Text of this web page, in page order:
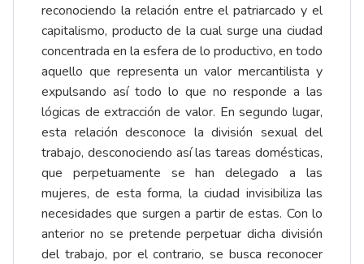
reconociendo la relación entre el patriarcado y el
capitalismo, producto de la cual surge una ciudad
concentrada en la esfera de lo productivo, en todo
aquello que representa un valor mercantilista y
expulsando así todo lo que no responde a las
lógicas de extracción de valor. En segundo lugar,
esta relación desconoce la división sexual del
trabajo, desconociendo así las tareas domésticas,
que perpetuamente se han delegado a las
mujeres, de esta forma, la ciudad invisibiliza las
necesidades que surgen a partir de estas. Con lo
anterior no se pretende perpetuar dicha división
del trabajo, por el contrario, se busca reconocer